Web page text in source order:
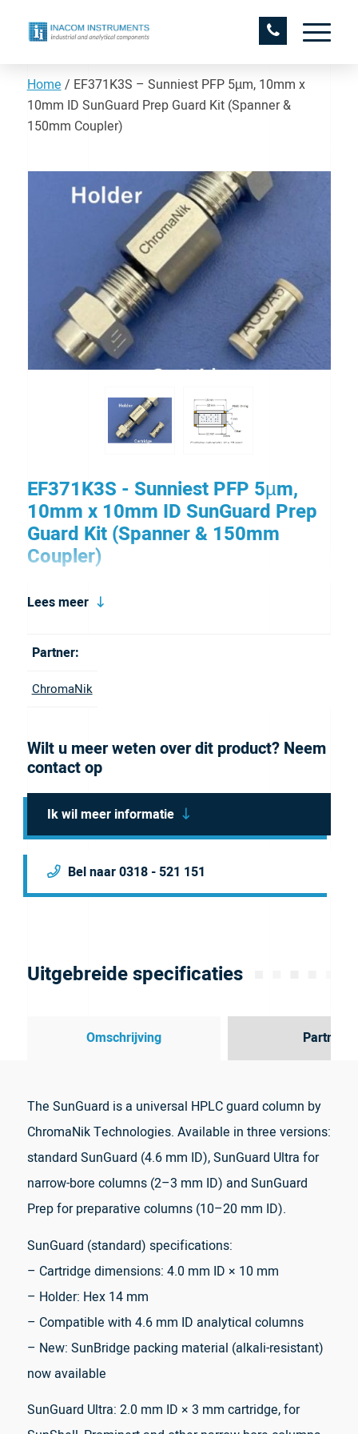
Home / EF371K3S – Sunniest PFP 5µm, 10mm x
10mm ID SunGuard Prep Guard Kit (Spanner &
150mm Coupler)
EF371K3S - Sunniest PFP 5µm,
10mm x 10mm ID SunGuard Prep
Guard Kit (Spanner & 150mm
Coupler)
SunGuard guard columns protect your analytical
service life.
Lees meer
Partner:
ChromaNik
Wilt u meer weten over dit product? Neem
contact op
Ik wil meer informatie
Bel naar 0318 - 521 151
Uitgebreide specificaties
Omschrijving Partner
The SunGuard is a universal HPLC guard column by
ChromaNik Technologies. Available in three versions:
standard SunGuard (4.6 mm ID), SunGuard Ultra for
narrow-bore columns (2–3 mm ID) and SunGuard
Prep for preparative columns (10–20 mm ID).
SunGuard (standard) specifications:
– Cartridge dimensions: 4.0 mm ID × 10 mm
– Holder: Hex 14 mm
– Compatible with 4.6 mm ID analytical columns
– New: SunBridge packing material (alkali-resistant)
now available
SunGuard Ultra: 2.0 mm ID × 3 mm cartridge, for